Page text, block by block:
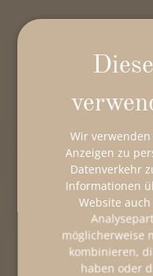
Wir
Anzeigen zu
Datenverkehr
Informationen
Website
möglicherweise
kombinieren,
haben oder